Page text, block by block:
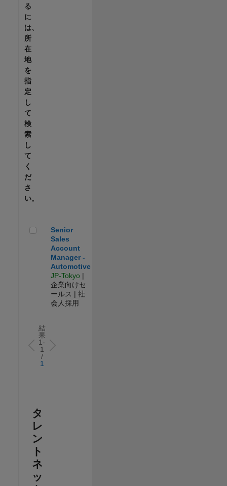
る
に
は、
所
在
地
を
指
定
し
て
検
索
し
て
く
だ
さ
い。
Senior Sales Account Manager - Automotive
Senior
Sales
Account
Manager -
Automotive
JP-Tokyo |
企業向けセ
ールス | 社
会人採用
結
果
1-
1
/
1
タ
レ
ン
ト
ネ
ッ